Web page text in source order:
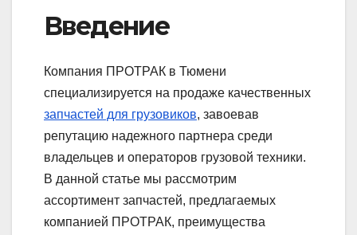
Введение
Компания ПРОТРАК в Тюмени
специализируется на продаже качественных
запчастей для грузовиков, завоевав
репутацию надежного партнера среди
владельцев и операторов грузовой техники.
В данной статье мы рассмотрим
ассортимент запчастей, предлагаемых
компанией ПРОТРАК, преимущества